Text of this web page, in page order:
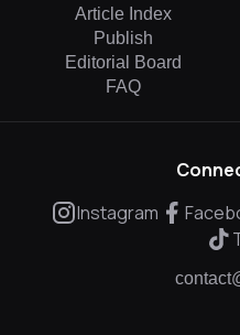
Article Index
Publish
Editorial Board
FAQ
Instagram